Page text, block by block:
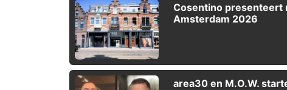
Cosentino presenteert
Amsterdam 2026
area30 en M.O.W.